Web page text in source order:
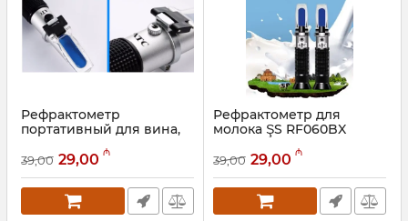
Рефрактометр
портативный для вина,
(плотность и сахар) ŞS
Артикул: 050001010
39,00 29,00 ₼
Рефрактометр для
молока ŞS RF060BX
050001009
39,00 29,00 ₼